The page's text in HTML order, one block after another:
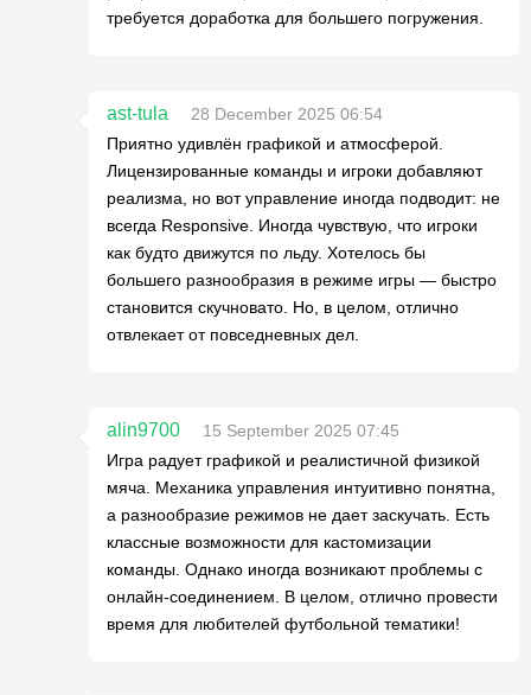
требуется доработка для большего погружения.
ast-tula
28 December 2025 06:54
Приятно удивлён графикой и атмосферой.
Лицензированные команды и игроки добавляют
реализма, но вот управление иногда подводит: не
всегда Responsive. Иногда чувствую, что игроки
как будто движутся по льду. Хотелось бы
большего разнообразия в режиме игры — быстро
становится скучновато. Но, в целом, отлично
отвлекает от повседневных дел.
alin9700
15 September 2025 07:45
Игра радует графикой и реалистичной физикой
мяча. Механика управления интуитивно понятна,
а разнообразие режимов не дает заскучать. Есть
классные возможности для кастомизации
команды. Однако иногда возникают проблемы с
онлайн-соединением. В целом, отлично провести
время для любителей футбольной тематики!